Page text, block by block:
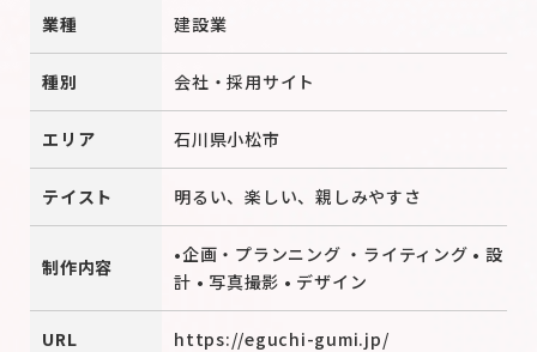
業種 建設業
種別 会社・採用サイト
エリア 石川県小松市
テイスト 明るい、楽しい、親しみやすさ
制作内容
•企画・プランニング ・ライティング • 設
計 • 写真撮影 • デザイン
URL https://eguchi-gumi.jp/